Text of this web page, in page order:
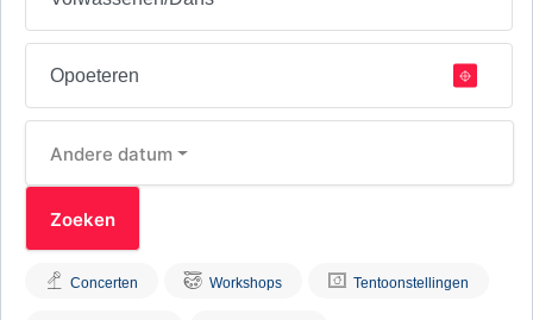
Andere datum
Concerten Workshops Tentoonstellingen